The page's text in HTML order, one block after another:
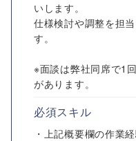
いします。
仕様検討や調整を担
す。
※面談は弊社同席で1
があります。
必須スキル
・上記概要欄の作業